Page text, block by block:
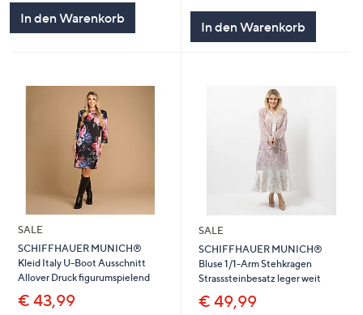
In den Warenkorb
In den Warenkorb
SALE
SCHIFFHAUER MUNICH®
Kleid Italy U-Boot Ausschnitt
Allover Druck figurumspielend
€ 43,99
SALE
SCHIFFHAUER MUNICH®
Bluse 1/1-Arm Stehkragen
Strasssteinbesatz leger weit
€ 49,99